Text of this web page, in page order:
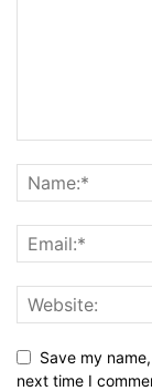
Save my
next time I